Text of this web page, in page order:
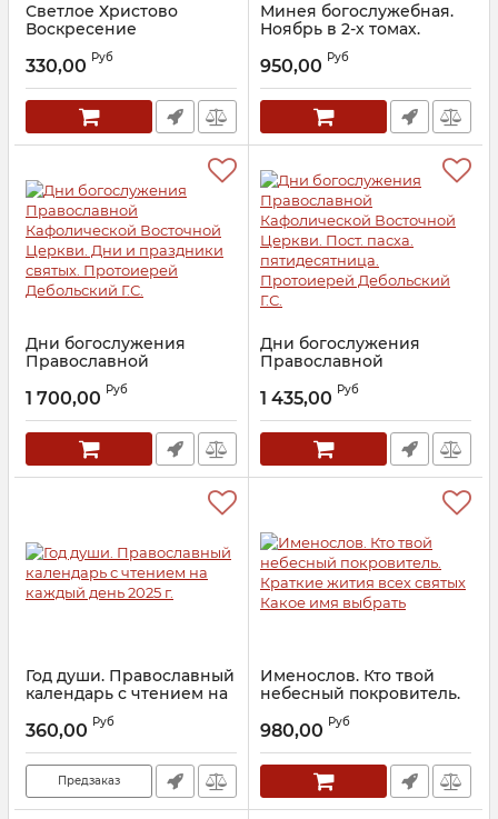
Светлое Христово
Воскресение
28644
330,00 Руб
Минея богослужебная.
Ноябрь в 2-х томах.
Русский шрифт
Артикул: 20367
950,00 Руб
Дни богослужения
Православной
Кафолической
Восточной Церкви. Дни
Протоиерей Дебольский
1 700,00 Руб
Дни богослужения
Православной
Кафолической
Восточной Церкви. Пост.
Протоиерей Дебольский
1 435,00 Руб
Год души. Православный
календарь с чтением на
каждый день 2025 г.
Артикул: 28714
360,00 Руб
Предзаказ
Именослов. Кто твой
небесный покровитель.
Краткие жития всех
святых Какое имя
Артикул: 24758
980,00 Руб